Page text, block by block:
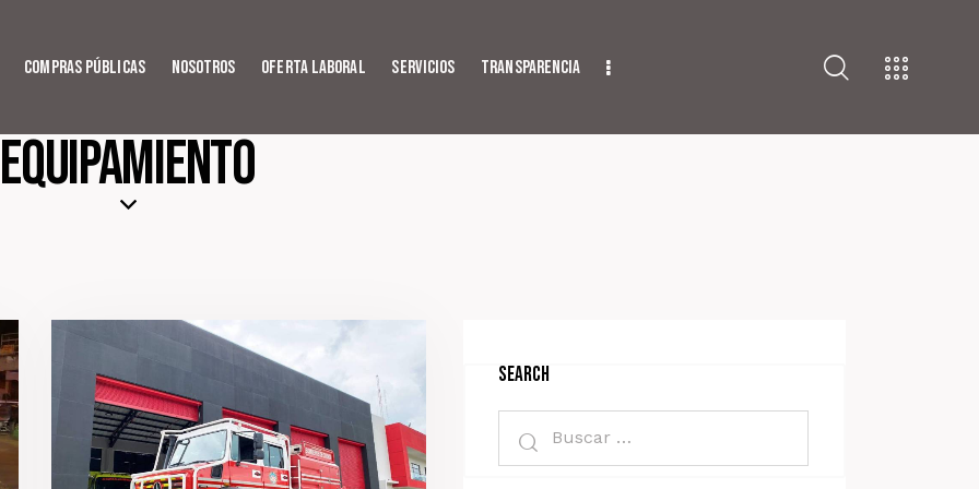
Compras Públicas Nosotros Oferta Laboral Servicios Transparencia
EQUIPAMIENTO
Search